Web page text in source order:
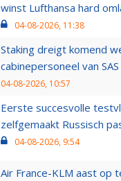
winst Lufthansa hard
04-08-2026, 11:38
Staking dreigt komend
cabinepersoneel van
04-08-2026, 10:57
Eerste succesvolle
zelfgemaakt Russisch
04-08-2026, 9:54
Air France-KLM aast op